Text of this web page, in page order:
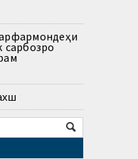
сарбозро